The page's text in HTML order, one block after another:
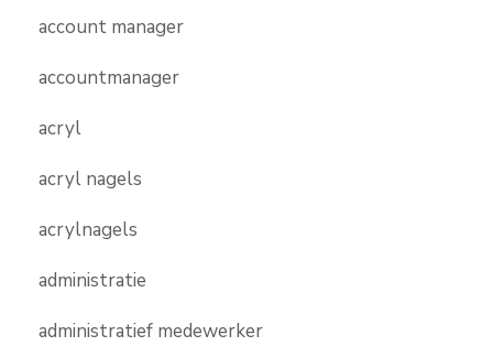
account manager
accountmanager
acryl
acryl nagels
acrylnagels
administratie
administratief medewerker